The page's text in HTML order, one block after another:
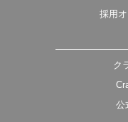
採用
ク
公